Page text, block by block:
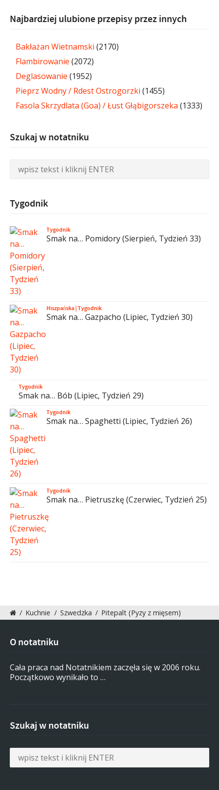
Najbardziej ulubione przepisy przez innych
Bakłażan Wietnamski (2170)
Flambirowanie (2072)
Deglasowanie (1952)
Pieprz Wodny / Rdest Ostrogorzki (1455)
Fasola Skrzydlata (Goa) / Łust Głąbigorszeka (1333)
Szukaj w notatniku
Tygodnik
Tygodnik
Smak na… Pomidory (Sierpień, Tydzień 33)
Hiszpańska|Tygodnik
Smak na… Gazpacho (Lipiec, Tydzień 30)
Tygodnik
Smak na… Bób (Lipiec, Tydzień 29)
Tygodnik
Smak na… Spaghetti (Lipiec, Tydzień 26)
Tygodnik
Smak na… Pietruszkę (Czerwiec, Tydzień 25)
/ Kuchnie / Szwedzka / Pitepalt (Pyzy z mięsem)
O notatniku
Cała praca nad Notatnikiem zaczęła się w 2006 roku.
Początkowo wynikało to …
Szukaj w notatniku